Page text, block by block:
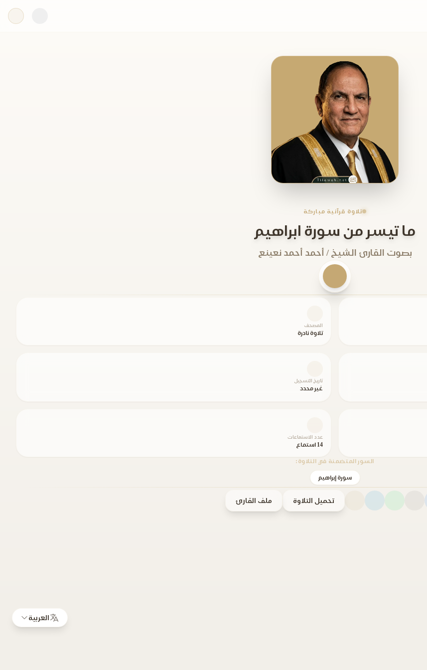
تلاوة قرآنية مباركة
ما تيسر من سورة ابراهيم
بصوت القارئ الشيخ / أحمد أحمد نعينع
المصحف
تلاوة نادرة
تاريخ التسجيل
غير محدد
عدد الاستماعات
14 استماع
السور المتضمنة في التلاوة:
سورة إبراهيم
تحميل التلاوة ملف القارئ
العربية